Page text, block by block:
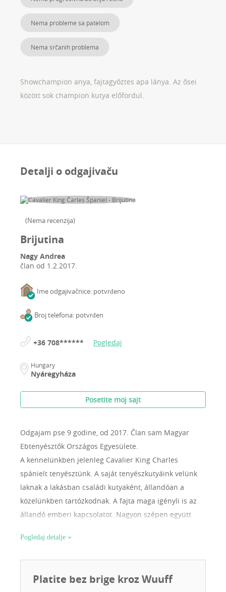
Nema probleme sa patelom
Nema srčanih problema
Showchampion anya, fajtagyőztes apa lánya. Az ősei
között sok champion kutya előfordul.
Detalji o odgajivaču
(Nema recenzija)
Brijutina
Nagy Andrea
član od 1.2.2017.
Ime odgajivačnice: potvrđeno
Broj telefona: potvrđen
+36 708****** Pogledaj
Hungary
Nyáregyháza
Posetite moj sajt
Odgajam pse 9 godine, od 2017. Član sam Magyar
Ebtenyésztők Országos Egyesülete.
A kennelünkben jelenleg Cavalier King Charles
spánielt tenyésztünk. A saját tenyészkutyáink velünk
laknak a lakásban családi kutyaként, állandóan a
közelünkben tartózkodnak. A fajta maga igényli is az
állandó emberi kapcsolatot. Nagyon szépen együtt
Pogledaj detalje
Platite bez brige kroz Wuuff